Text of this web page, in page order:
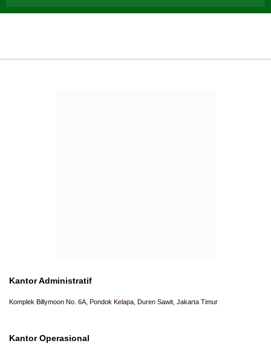
Kantor Administratif
Komplek Billymoon No. 6A, Pondok Kelapa, Duren Sawit, Jakarta Timur
Kantor Operasional